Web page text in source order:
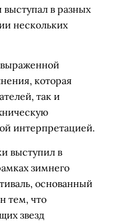
в разных
нескольких
которая
так и
интерпретацией.
выступил в
зимнего
основанный
тем, что
звезд